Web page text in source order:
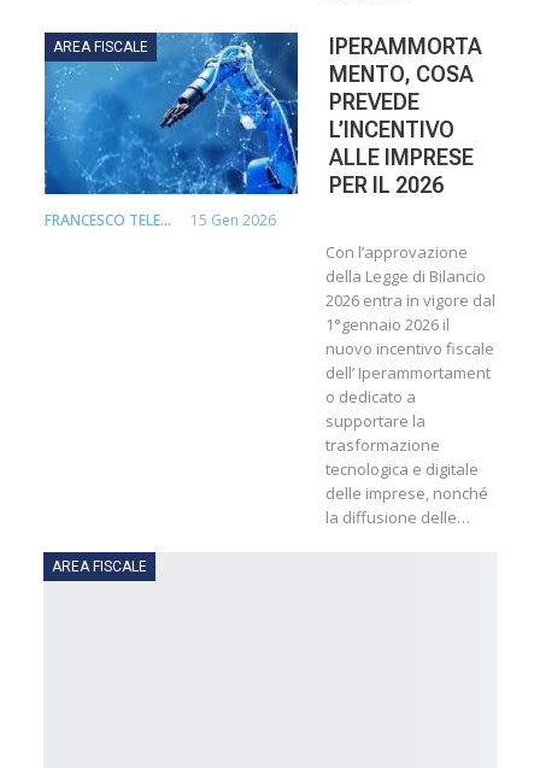
AREA FISCALE
IPERAMMORTA
MENTO, COSA
PREVEDE
L’INCENTIVO
ALLE IMPRESE
PER IL 2026
FRANCESCO TELESCA 15 Gen 2026
Con l’approvazione
della Legge di Bilancio
2026 entra in vigore dal
1°gennaio 2026 il
nuovo incentivo fiscale
dell’ Iperammortament
o dedicato a
supportare la
trasformazione
tecnologica e digitale
delle imprese, nonché
la diffusione delle…
AREA FISCALE